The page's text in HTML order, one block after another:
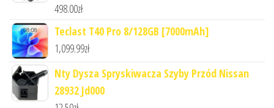
498.00zł
Teclast T40 Pro 8/128GB [7000mAh]
1,099.99zł
Nty Dysza Spryskiwacza Szyby Przód Nissan
28932 Jd000